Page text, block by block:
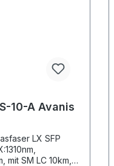
10-A Avanis
LX SFP
mit SM LC 10km,